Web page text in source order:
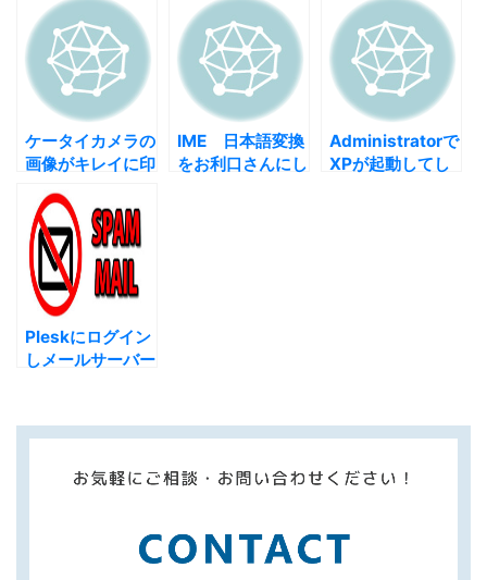
ケータイカメラの
画像がキレイに印
IME 日本語変換
をお利口さんにし
Administratorで
XPが起動してし
Pleskにログイン
しメールサーバー